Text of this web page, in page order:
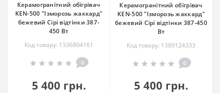
Керамогранітний обігрівач
KEN-500 "Ізморозь жаккард"
бежевий Сірі відтінки 387-
450 Вт
Код товару: 1336804161
0
5 400 грн.
Керамогранітний обігрівач
KEN-500 "Ізморозь жаккард"
бежевий Сірі відтінки 387-450
Вт
Код товару: 1389124333
0
5 400 грн.